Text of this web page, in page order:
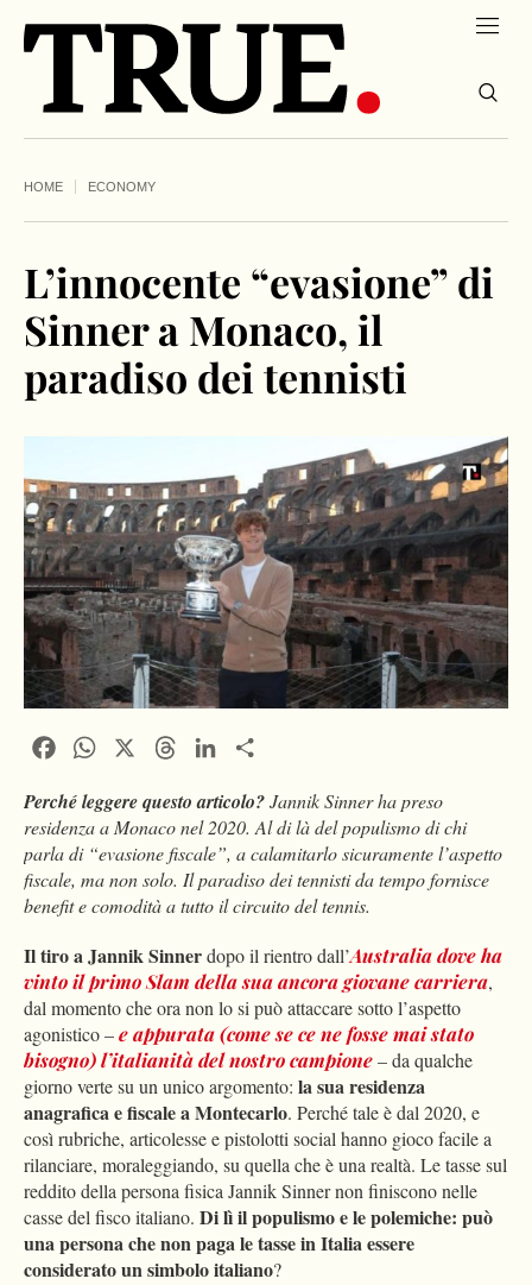
HOME ECONOMY
L’innocente “evasione” di
Sinner a Monaco, il
paradiso dei tennisti
FacebookWhatsApp ThreadsLinkedIn
Perché leggere questo articolo?Jannik Sinner ha preso
residenza a Monaco nel 2020. Al di là del populismo di chi
parla di “evasione fiscale”, a calamitarlo sicuramente l’aspetto
fiscale, ma non solo. Il paradiso dei tennisti da tempo fornisce
benefit e comodità a tutto il circuito del tennis.
Il tiro aJannik Sinnerdopo il rientro dall’Australia dove ha
vinto il primo Slam della sua ancora giovane carriera,
dal momento che ora non lo si può attaccare sotto l’aspetto
agonistico –e appurata (come se ce ne fosse mai stato
bisogno) l’italianità del nostro campione– da qualche
giorno verte su un unico argomento: la sua residenza
anagrafica e fiscale a Montecarlo. Perché tale è dal 2020, e
così rubriche, articolesse e pistolotti social hanno gioco facile a
rilanciare, moraleggiando, su quella che è una realtà. Le tasse sul
reddito della persona fisica Jannik Sinner non finiscono nelle
casse del fisco italiano. Di lì il populismo e le polemiche: può
una persona che non paga le tasse in Italia essere
considerato un simbolo italiano?